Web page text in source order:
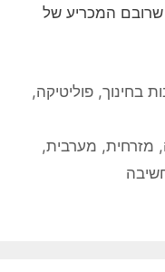
שרובם המכריע של
בחינוך,פוליטיקה,
, מזרחית, מערבית,